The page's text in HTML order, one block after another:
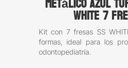
WHITE 7
Kit con 7 fresas SS
formas, ideal para los
odontopediatría.